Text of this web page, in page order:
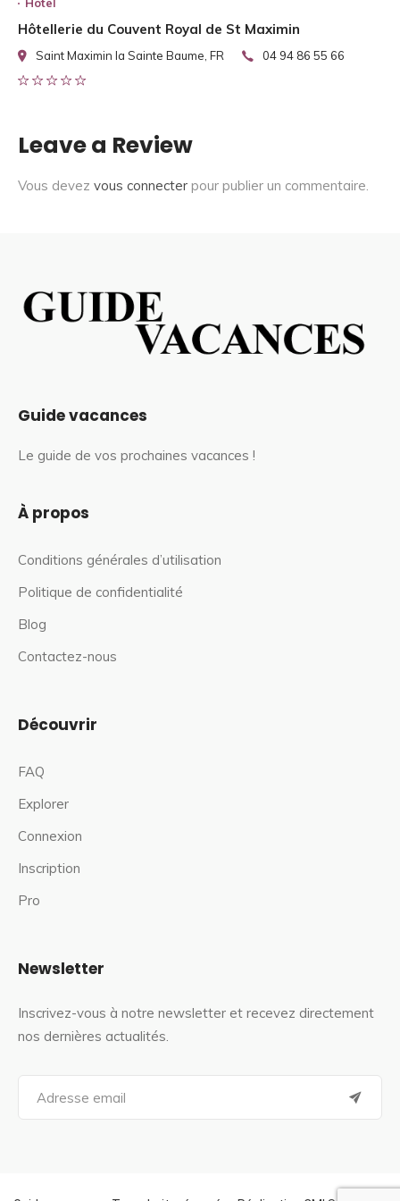
Hôtellerie du Couvent Royal de St Maximin
Saint Maximin la Sainte Baume, FR 04 94 86 55 66
Leave a Review
Vous devez vous connecter pour publier un commentaire.
Guide vacances
Le guide de vos prochaines vacances !
À propos
Conditions générales d’utilisation
Politique de confidentialité
Blog
Contactez-nous
Découvrir
FAQ
Explorer
Connexion
Inscription
Pro
Newsletter
Inscrivez-vous à notre newsletter et recevez directement
nos dernières actualités.
a
f